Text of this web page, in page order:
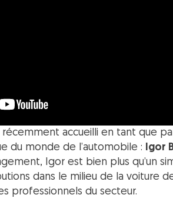
récemment accueilli en tant que
du monde de l’automobile : Igor
Igor est bien plus qu’un
dans le milieu de la voiture
professionnels du secteur.